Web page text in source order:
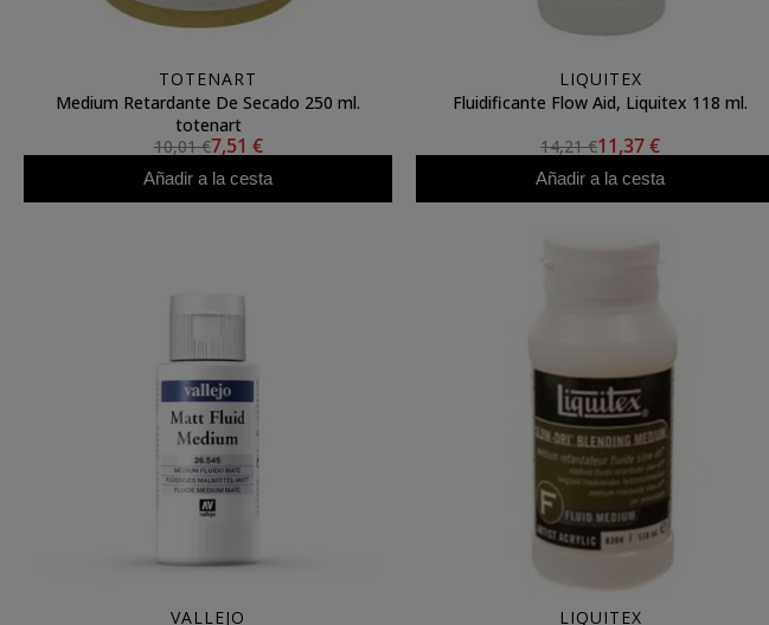
TOTENART
Medium Retardante De Secado 250 ml.
totenart
10,01 €7,51 €
Añadir a la cesta
LIQUITEX
Fluidificante Flow Aid, Liquitex 118 ml.
14,21 €11,37 €
Añadir a la cesta
VALLEJO
LIQUITEX